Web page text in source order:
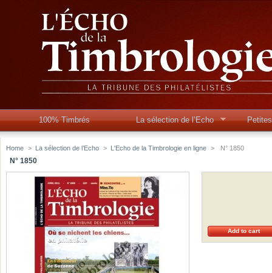
100% Timbrés La sélection de l’Echo
Home > La sélection de l’Echo > L'Echo de la Timbrologie en ligne > N° 1850
N° 1850